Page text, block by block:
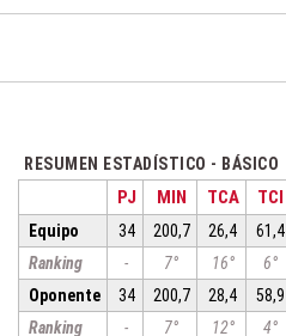
RESUMEN ESTADÍSTICO - BÁSICO
PJ MIN TCA TCI
Equipo 34 200,7 26,4 61,4
Ranking
- 7° 16° 6°
Oponente
34 200,7 28,4 58,9
Ranking
- 7° 12° 4°